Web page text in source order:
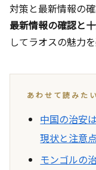
対策と最新情報の
最新情報の確認と
してラオスの魅力
あわせて読みた
中国の治安
現状と注意点
モンゴルの